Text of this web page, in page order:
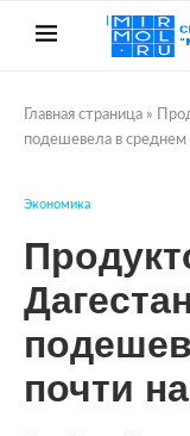
Главная страница »
подешевела в среднем
Экономика
почти